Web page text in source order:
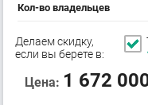
Кол-во владельцев
Делаем скидку,
если вы берете в:
Цена: 1 672